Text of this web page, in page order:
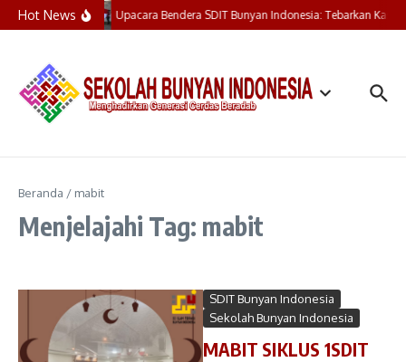
Lewati ke konten
Hot News Upacara Bendera SDIT Bunyan Indonesia: Tebarkan
Beranda / mabit
Menjelajahi Tag: mabit
SDIT Bunyan Indonesia
Sekolah Bunyan Indonesia
MABIT SIKLUS 1SDIT